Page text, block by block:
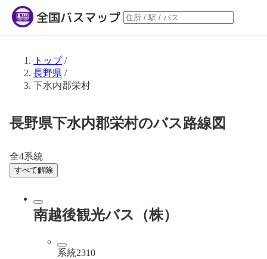
トップ/
長野県 /
下水内郡栄村
長野県下水内郡栄村のバス路線図
全4系統
すべて解除
南越後観光バス（株）
系統2310